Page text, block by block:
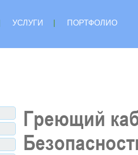
УСЛУГИ
ПОРТФОЛИО
Греющий